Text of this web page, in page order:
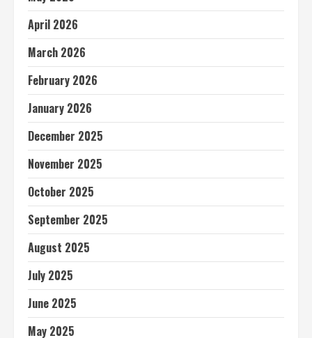
April 2026
March 2026
February 2026
January 2026
December 2025
November 2025
October 2025
September 2025
August 2025
July 2025
June 2025
May 2025